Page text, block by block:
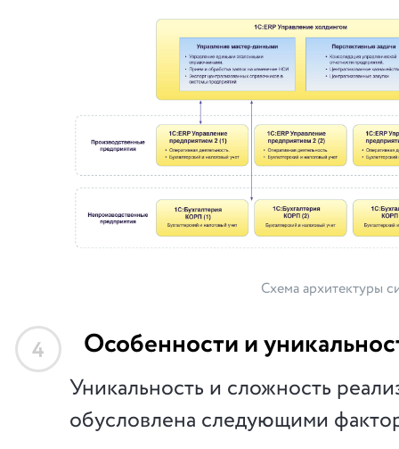
Схема архитектуры
4 Особенности и
Уникальность и сложность
обусловлена следующими